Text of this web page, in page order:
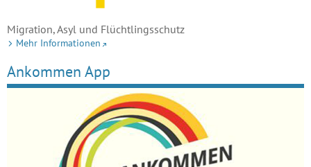
Migration, Asyl und Flüchtlingsschutz
Mehr Informationen
Ankommen App